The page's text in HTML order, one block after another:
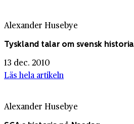
Alexander Husebye
Tyskland talar om svensk historia
13 dec. 2010
Läs hela artikeln
Alexander Husebye